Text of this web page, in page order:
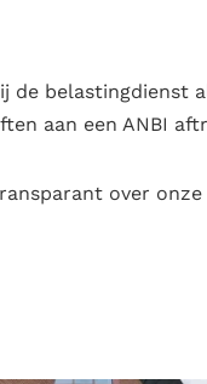
de belastingdienst
aan een ANBI
over